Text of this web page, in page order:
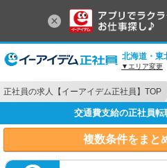
北海道・東
▼エリア変更
正社員の求人【イーアイデム正社員】TOP
交通費支給の正社員
複数条件をまと